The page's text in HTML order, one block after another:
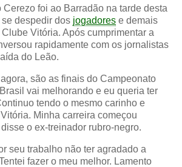
Cerezo foi ao Barradão na tarde desta
despedir dos jogadores e demais
Vitória. Após cumprimentar a
rapidamente com os jornalistas
do Leão.
são as finais do Campeonato
vai melhorando e eu queria ter
tendo o mesmo carinho e
Minha carreira começou
o ex-treinador rubro-negro.
seu trabalho não ter agradado a
fazer o meu melhor. Lamento